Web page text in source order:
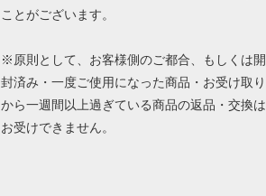
ことがございます。
※原則として、お客様側のご都合、もしくは開
封済み・一度ご使用になった商品・お受け取り
から一週間以上過ぎている商品の返品・交換は
お受けできません。